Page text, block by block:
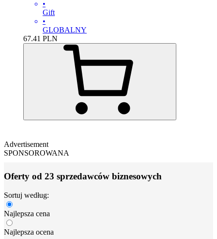
•
Gift
•
GLOBALNY
67.41 PLN
Advertisement
SPONSOROWANA
Oferty od 23 sprzedawców biznesowych
Sortuj według:
Najlepsza cena
Najlepsza ocena